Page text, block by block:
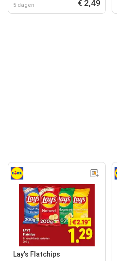
5 dagen € 2,49
Lay's Flatchips